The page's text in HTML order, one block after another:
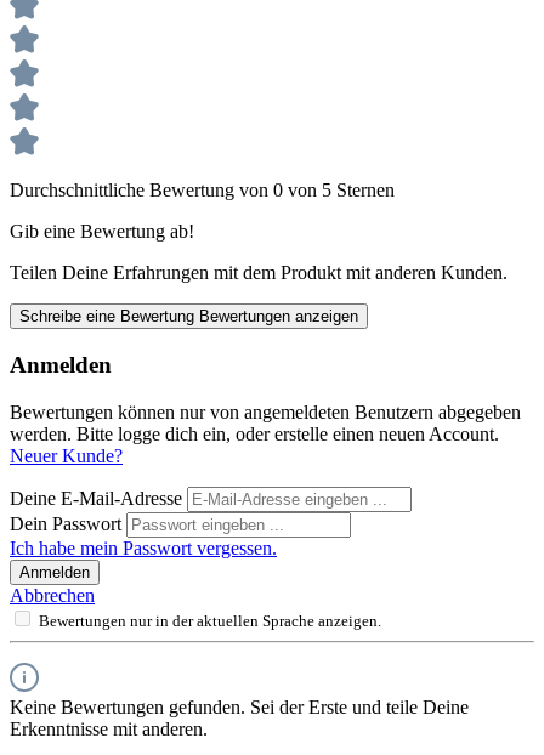
Durchschnittliche Bewertung von 0 von 5 Sternen
Gib eine Bewertung ab!
Teilen Deine Erfahrungen mit dem Produkt mit anderen Kunden.
Schreibe eine Bewertung Bewertungen anzeigen
Anmelden
Bewertungen können nur von angemeldeten Benutzern abgegeben
werden. Bitte logge dich ein, oder erstelle einen neuen Account.
Neuer Kunde?
Deine E-Mail-Adresse
Dein Passwort
Ich habe mein Passwort vergessen.
Anmelden
Abbrechen
Bewertungen nur in der aktuellen Sprache anzeigen.
Keine Bewertungen gefunden. Sei der Erste und teile Deine
Erkenntnisse mit anderen.